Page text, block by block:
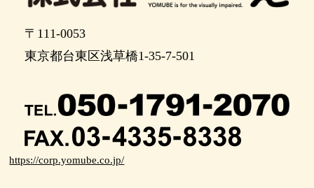
〒111-0053
東京都台東区浅草橋1-35-7-501
https://corp.yomube.co.jp/